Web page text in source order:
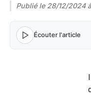
Publié le 28/12/2024
Écouter l'article